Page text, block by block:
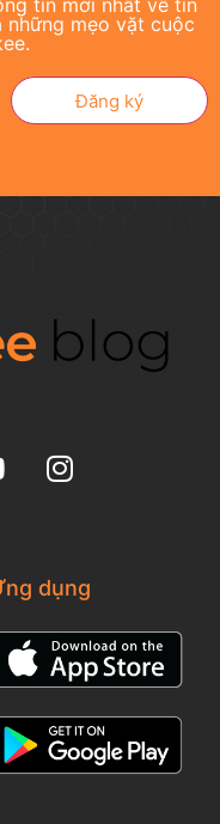
tin mới nhất về tin
mẹo vặt cuộc
Đăng ký
dụng